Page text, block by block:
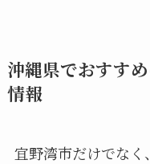
沖縄県でおすす
情報
宜野湾市だけでなく、